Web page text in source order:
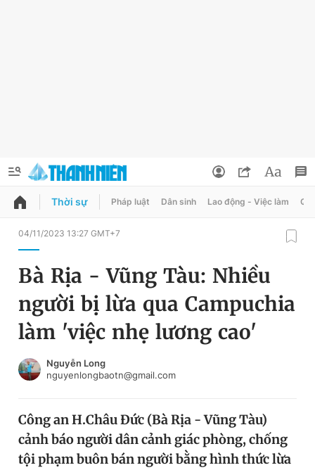
QUẢNG CÁO
Chuyên mục
Chuyên mục khác
Chào ngày mới
Video Magazine
Đổi mật khẩu
Tin đã lưu
Tin đã xem
Đăng xuất
Thời sự Pháp luật Dân sinh Lao động - Việc làm
04/11/2023 13:27 GMT+7
Bà Rịa - Vũng Tàu: Nhiều
người bị lừa qua Campuchia
làm 'việc nhẹ lương cao'
Nguyễn Long
nguyenlongbaotn@gmail.com
Công an H.Châu Đức (Bà Rịa - Vũng Tàu)
cảnh báo người dân cảnh giác phòng, chống
tội phạm buôn bán người bằng hình thức lừa